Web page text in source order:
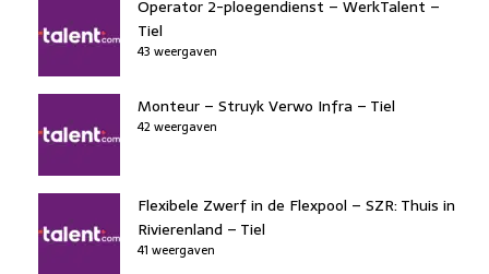
Operator 2-ploegendienst – WerkTalent –
Tiel
43 weergaven
Monteur – Struyk Verwo Infra – Tiel
42 weergaven
Flexibele Zwerf in de Flexpool – SZR: Thuis in
Rivierenland – Tiel
41 weergaven